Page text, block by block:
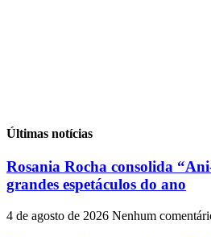
Últimas notícias
Rosania Rocha consolida
grandes espetáculos do ano
4 de agosto de 2026 Nenhum